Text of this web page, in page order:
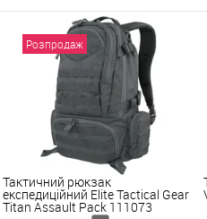
Розпродаж
Тактичний рюкзак
експедиційний Elite Tactical Gear
Titan Assault Pack 111073